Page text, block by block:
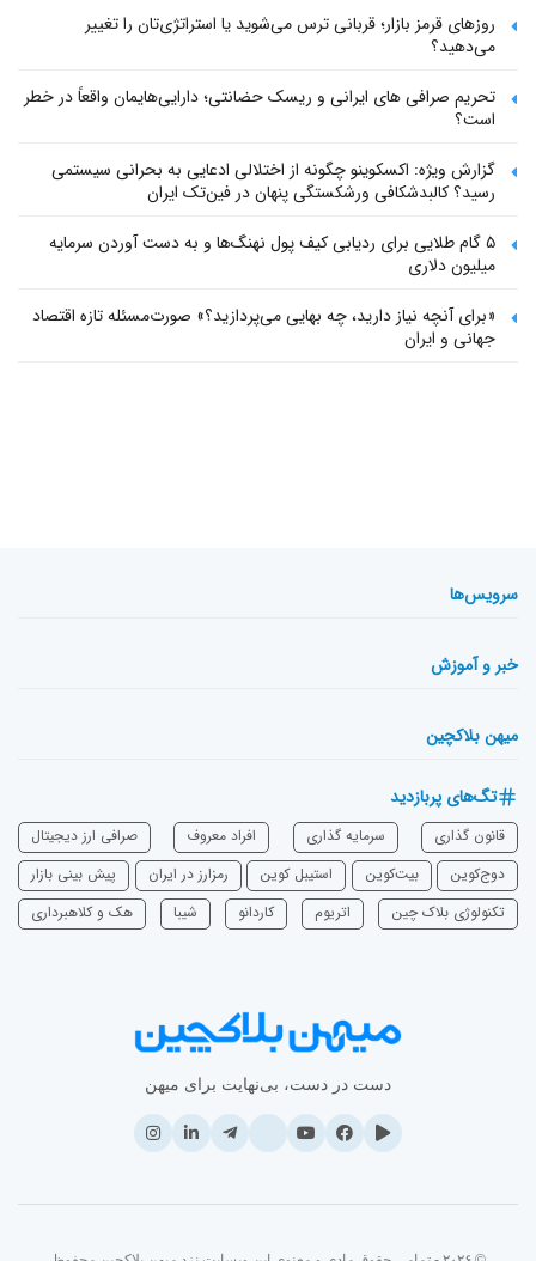
روزهای قرمز بازار؛ قربانی ترس می‌شوید یا استراتژی‌تان را تغییر
می‌دهید؟
تحریم صرافی های ایرانی و ریسک حضانتی؛ دارایی‌هایمان واقعاً در خطر
است؟
گزارش ویژه: اکسکوینو چگونه از اختلالی ادعایی به بحرانی سیستمی
رسید؟ کالبدشکافی ورشکستگی پنهان در فین‌تک ایران
۵ گام طلایی برای ردیابی کیف پول‌ نهنگ‌ها و به دست آوردن سرمایه
میلیون دلاری
«برای آنچه نیاز دارید، چه بهایی می‌پردازید؟» صورت‌مسئله تازه اقتصاد
جهانی و ایران
سرویس‌ها
خبر و آموزش
میهن بلاکچین
تگ‌های پربازدید
قانون گذاری سرمایه‌ گذاری افراد معروف
صرافی ارز دیجیتال
دوج‌کوین
بیت‌کوین استیبل کوین رمزارز در ایران
پیش بینی بازار
تکنولوژی بلاک چین
اتریوم ‌کاردانو شیبا هک و کلاهبرداری
دست در دست، بی‌نهایت برای میهن